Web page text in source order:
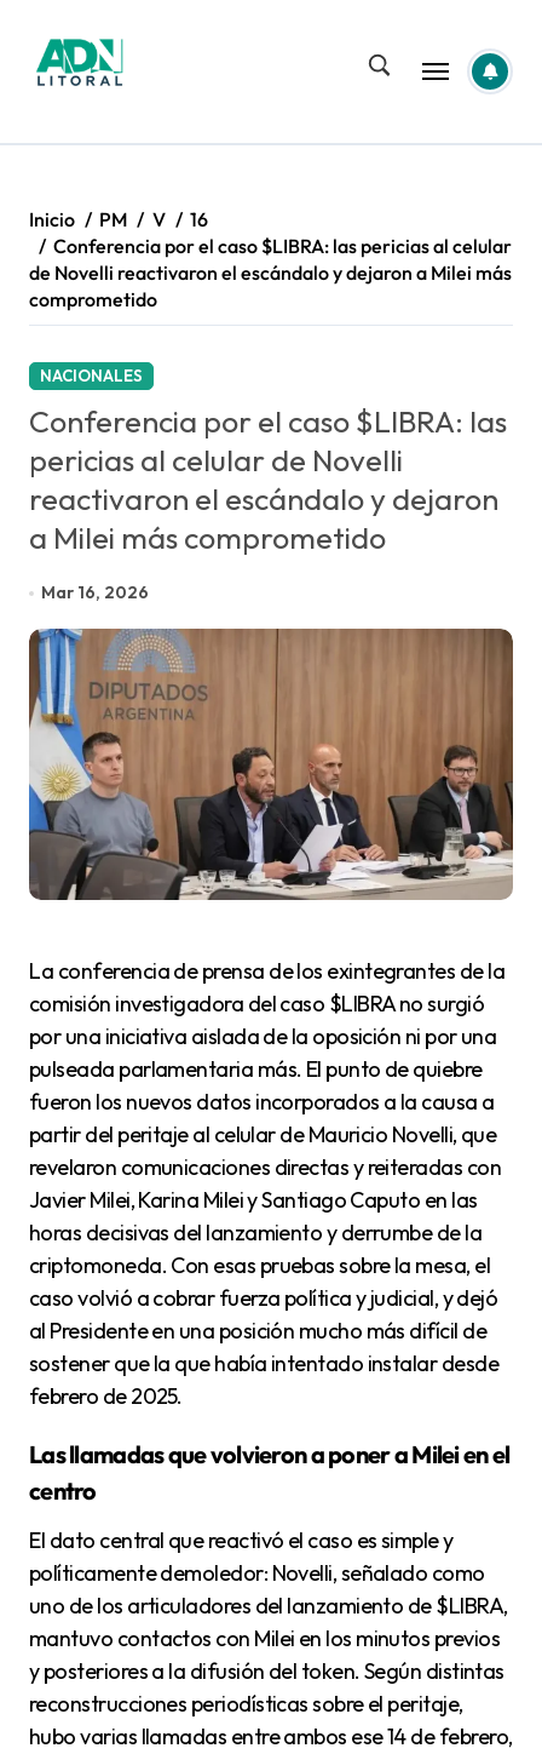
contenido
Inicio PM V
16
Conferencia por el caso $LIBRA: las pericias al celular
de Novelli reactivaron el escándalo y dejaron a Milei más
comprometido
NACIONALES
Conferencia por el caso $LIBRA: las
pericias al celular de Novelli
reactivaron el escándalo y dejaron
a Milei más comprometido
Mar 16, 2026
La conferencia de prensa de los exintegrantes de la
comisión investigadora del caso $LIBRA no surgió
por una iniciativa aislada de la oposición ni por una
pulseada parlamentaria más. El punto de quiebre
fueron los nuevos datos incorporados a la causa a
partir del peritaje al celular de Mauricio Novelli, que
revelaron comunicaciones directas y reiteradas con
Javier Milei, Karina Milei y Santiago Caputo en las
horas decisivas del lanzamiento y derrumbe de la
criptomoneda. Con esas pruebas sobre la mesa, el
caso volvió a cobrar fuerza política y judicial, y dejó
al Presidente en una posición mucho más difícil de
sostener que la que había intentado instalar desde
febrero de 2025.
Las llamadas que volvieron a poner a Milei en el
centro
El dato central que reactivó el caso es simple y
políticamente demoledor: Novelli, señalado como
uno de los articuladores del lanzamiento de $LIBRA,
mantuvo contactos con Milei en los minutos previos
y posteriores a la difusión del token. Según distintas
reconstrucciones periodísticas sobre el peritaje,
hubo varias llamadas entre ambos ese 14 de febrero,